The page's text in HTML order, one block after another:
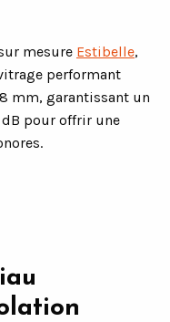
mesure Estibelle,
performant
mm, garantissant un
pour offrir une